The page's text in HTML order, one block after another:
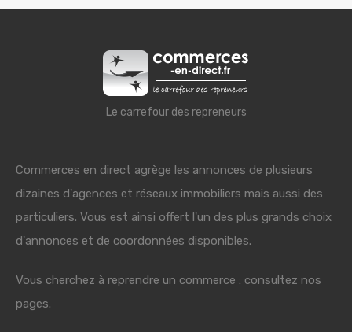
Le carrefour des repreneurs
Commerces en direct agrège les annonces de plusieurs
dizaines d'agences et réseaux immobiliers mais aussi des
particuliers. Vous est ainsi offert l'un des plus grands choix
d'annonces et de coordonnées disponibles.
Vous cherchez à reprendre un commerce : consultez nos
pages.